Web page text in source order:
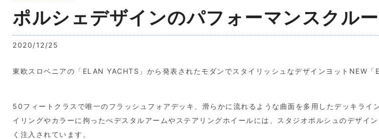
ポルシェデザインのパフォーマンスクル
2020/12/25
東欧スロベニアの「ELAN YACHTS」から発表されたモダンでスタイリッシュなデザインヨットNEW「
50フィートクラスで唯一のフラッシュフォアデッキ、滑らかに流れるような曲面を多用したデッキライ
イリングやカラーに拘ったぺデスタルアームやステアリングホイールには、スタジオポルシュのデザイ
く注入されています。